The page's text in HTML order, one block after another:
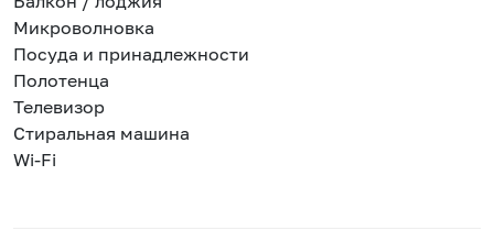
Микроволновка
Посуда и принадлежности
Полотенца
Телевизор
Стиральная машина
Wi-Fi